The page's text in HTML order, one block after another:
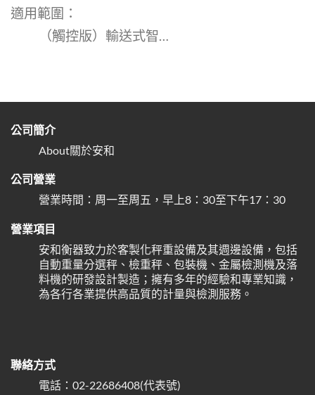
適用範圍：
（觸控版）輸送式智…
公司簡介
About關於安和
公司營業
營業時間：周一至周五，早上8：30至下午17：30
營業項目
安和衡器致力於客製化秤重設備及其週邊設備，包括
自動重量分選秤、檢重秤、包裝機、金屬檢測機及落
料機的研發設計製造；擁有多年的經驗和專業知識，
為各行各業提供高品質的計量與檢測服務。
聯絡方式
電話：02-22686408(代表號)